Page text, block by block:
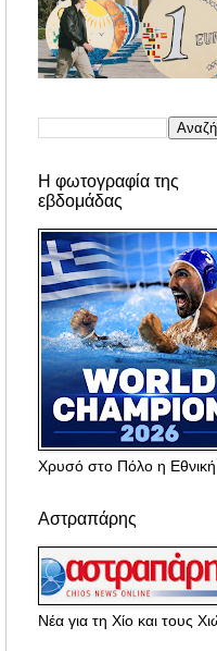
Η φωτογραφία της
εβδομάδας
Χρυσό στο Πόλο η
Αστραπάρης
Νέα για τη Χίο και τους